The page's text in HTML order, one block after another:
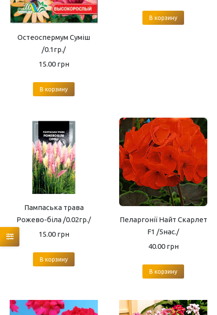
Остеоспермум Суміш
/0.1гр./
15.00 грн
В корзину
В корзину
Пампаська трава
Рожево-біла /0.02гр./
15.00 грн
В корзину
Пеларгонії Найт Скарлет
F1 /5нас./
40.00 грн
В корзину